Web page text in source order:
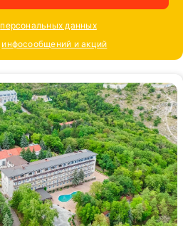
персональных данных
инфосообщений и акций